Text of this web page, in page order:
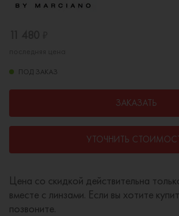
ПОД ЗАКАЗ
ЗАКАЗАТЬ
УТОЧНИТЬ
Цена со скидкой действительна
вместе с линзами. Если вы хотите
позвоните.